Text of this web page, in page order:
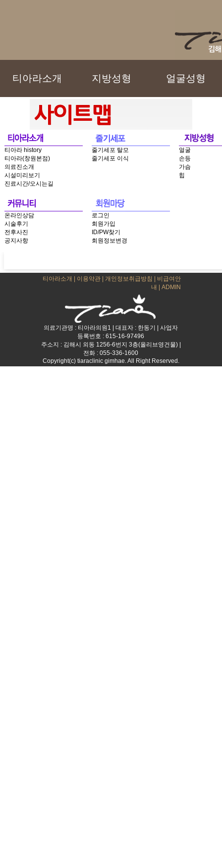
티아라소개 지방성형 얼굴성형
티아라 history
티아라(창원본점)
의료진소개
시설미리보기
진료시간/오시는길
줄기세포 탈모
줄기세포 이식
얼굴
손등
가슴
힙
온라인상담
시술후기
전후사진
공지사항
로그인
회원가입
ID/PW찾기
회원정보변경
티아라소개 이용약관 |개인정보취급방침
비급여안
내
|ADMIN
의료기관명 : 티아라의원1 | 대표자 : 한동기 | 사업자
등록번호 : 615-16-97496
주소지 : 김해시 외동 1256-6번지 3층(올리브영건물) |
전화 : 055-336-1600
Copyright(c) tiaraclinic gimhae. All Right Reserved.